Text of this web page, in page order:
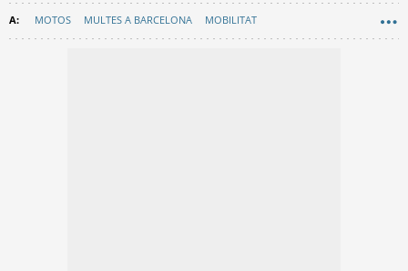
MOTOS MULTES A BARCELONA MOBILITAT